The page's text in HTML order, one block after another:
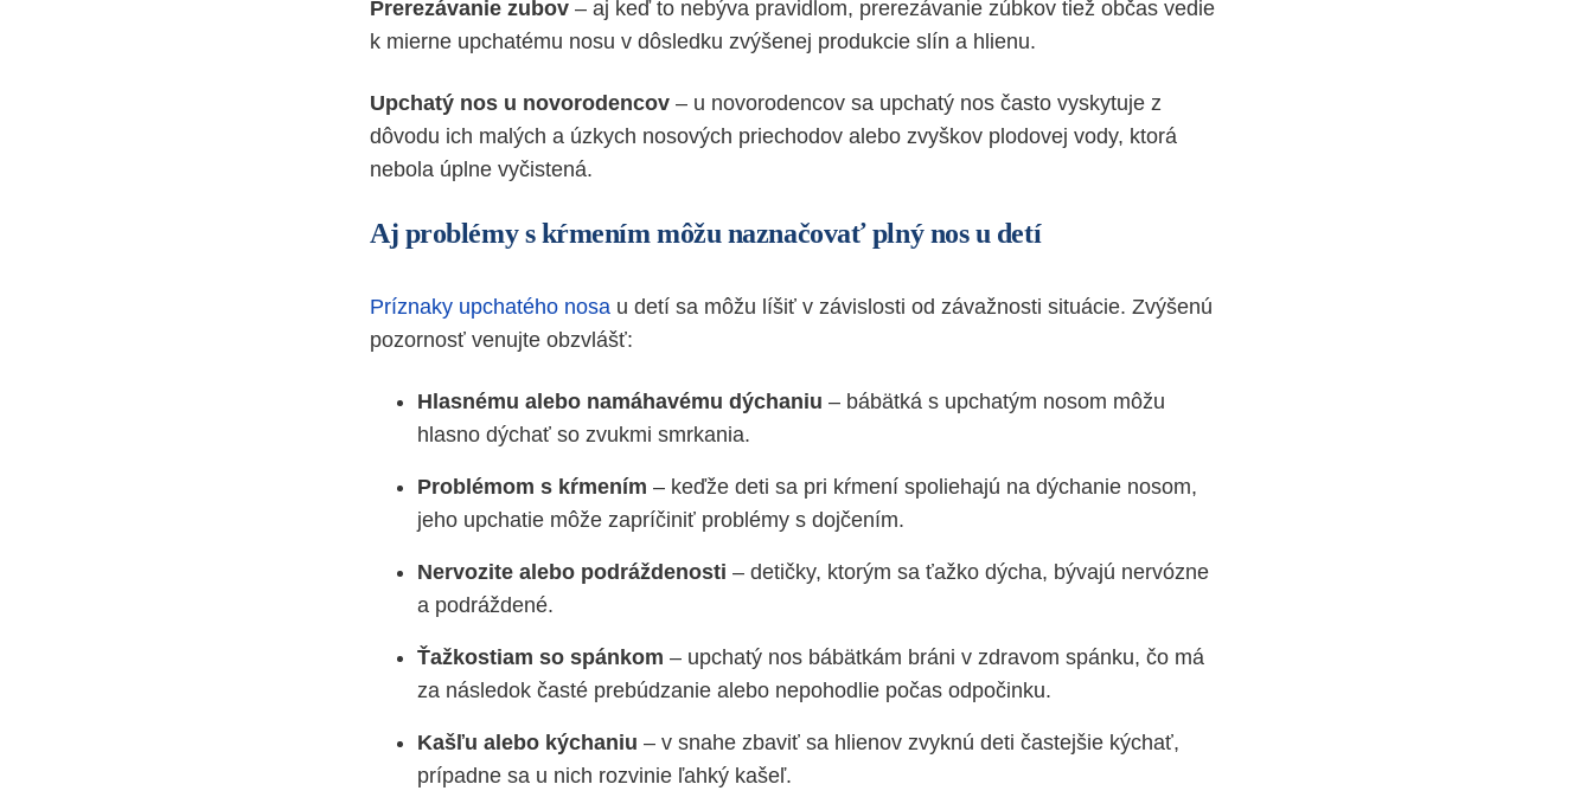
Prerezávanie zubov – aj keď to nebýva pravidlom, prerezávanie zúbkov tiež občas vedie
k mierne upchatému nosu v dôsledku zvýšenej produkcie slín a hlienu.
Upchatý nos u novorodencov – u novorodencov sa upchatý nos často vyskytuje z
dôvodu ich malých a úzkych nosových priechodov alebo zvyškov plodovej vody, ktorá
nebola úplne vyčistená.
Aj problémy s kŕmením môžu naznačovať plný nos u detí
Príznaky upchatého nosa u detí sa môžu líšiť v závislosti od závažnosti situácie. Zvýšenú
pozornosť venujte obzvlášť:
Hlasnému alebo namáhavému dýchaniu – bábätká s upchatým nosom môžu
hlasno dýchať so zvukmi smrkania.
Problémom s kŕmením – keďže deti sa pri kŕmení spoliehajú na dýchanie nosom,
jeho upchatie môže zapríčiniť problémy s dojčením.
Nervozite alebo podráždenosti – detičky, ktorým sa ťažko dýcha, bývajú nervózne
a podráždené.
Ťažkostiam so spánkom – upchatý nos bábätkám bráni v zdravom spánku, čo má
za následok časté prebúdzanie alebo nepohodlie počas odpočinku.
Kašľu alebo kýchaniu – v snahe zbaviť sa hlienov zvyknú deti častejšie kýchať,
prípadne sa u nich rozvinie ľahký kašeľ.